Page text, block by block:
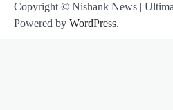
Copyright © Nishank News |
Powered by WordPress.